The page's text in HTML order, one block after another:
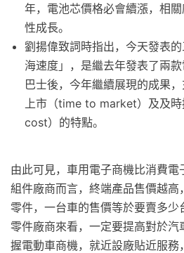
年，電池芯價格必會續漲，相
性成長。
劉揚偉致詞時指出，今天發表
海速度」，是繼去年發表了兩
巴士後，今年繼續展現的成果
上市（time to market）及及
cost）的特點。
由此可見，車用電子商機比消費
組件廠商而言，終端產品售價越高
零件，一台車的售價等於要賣多
零件廠商來看，一定要提高對於
握電動車商機，就近設廠貼近服務